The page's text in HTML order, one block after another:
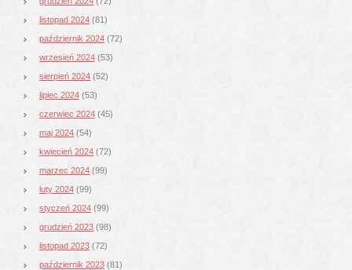
listopad 2024 (81)
październik 2024 (72)
wrzesień 2024 (53)
sierpień 2024 (52)
lipiec 2024 (53)
czerwiec 2024 (45)
maj 2024 (54)
kwiecień 2024 (72)
marzec 2024 (99)
luty 2024 (99)
styczeń 2024 (99)
grudzień 2023 (98)
listopad 2023 (72)
październik 2023 (81)